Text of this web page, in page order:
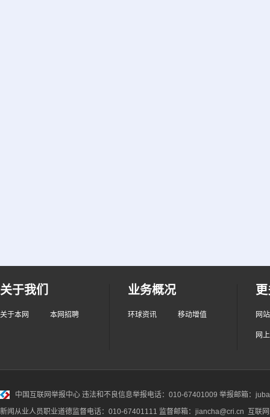
关于我们
关于本网 本网招聘
业务概况
环球资讯 移动增值 网
网
中国互联网举报中心 违法和不良信息举报电话：010-67401009 举报邮箱：
新闻从业人员职业道德监督电话：010-67401111 监督邮箱：jiancha@cri.cn 互联